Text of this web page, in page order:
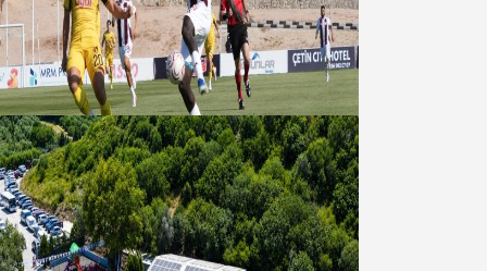
Bandırmaspor’dan 3 gollü başlangıç
08 Ağustos 2026